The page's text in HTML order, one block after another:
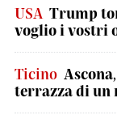
USA Trump
voglio i vostri
Ticino
terrazza di un